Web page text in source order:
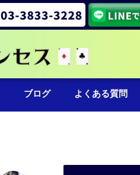
ブログ よくある質問